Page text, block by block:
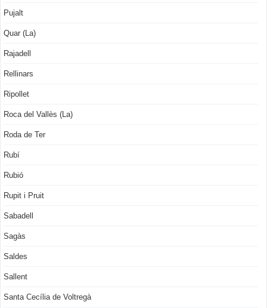
Pujalt
Quar (La)
Rajadell
Rellinars
Ripollet
Roca del Vallès (La)
Roda de Ter
Rubí
Rubió
Rupit i Pruit
Sabadell
Sagàs
Saldes
Sallent
Santa Cecília de Voltregà